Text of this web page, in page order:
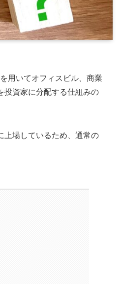
用いてオフィスビル、商業
投資家に分配する仕組みの
上場しているため、通常の